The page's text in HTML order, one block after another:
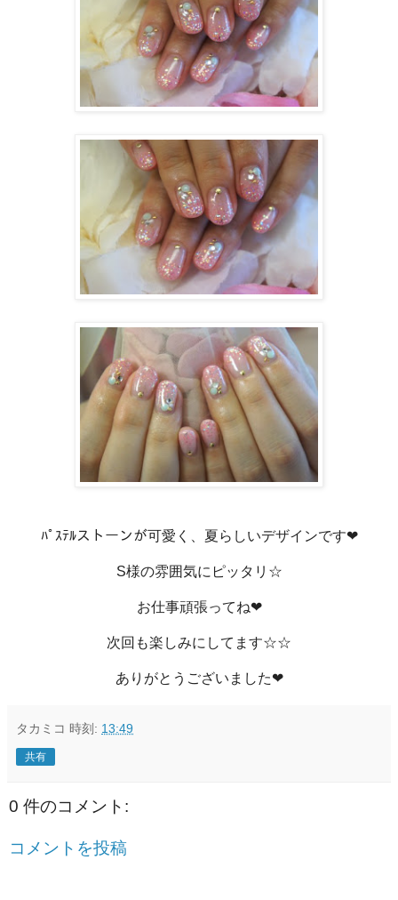
ﾊﾟｽﾃﾙストーンが可愛く、夏らしいデザインです❤
S様の雰囲気にピッタリ☆
お仕事頑張ってね❤
次回も楽しみにしてます☆☆
ありがとうございました❤
タカミコ 時刻: 13:49
共有
0 件のコメント:
コメントを投稿